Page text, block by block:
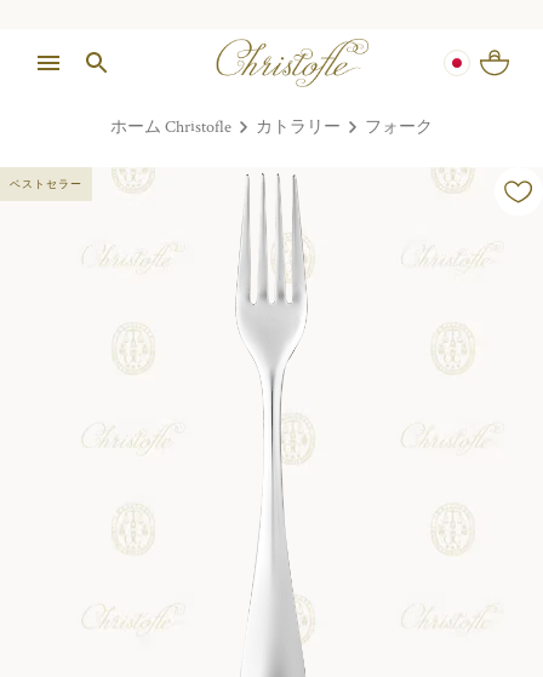
ホーム Christofle カトラリー フォーク
ベストセラー